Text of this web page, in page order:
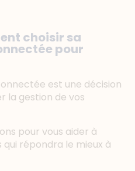
choisir sa
pour
est une décision
la gestion de vos
pour vous aider à
qui répondra le mieux à